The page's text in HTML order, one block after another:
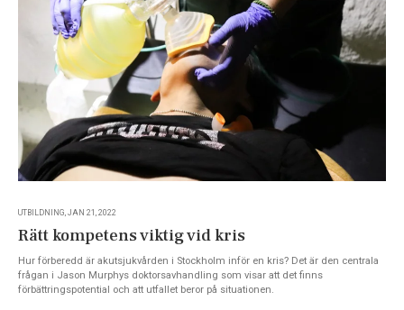
UTBILDNING, JAN 21, 2022
Rätt kompetens viktig vid kris
Hur förberedd är akutsjukvården i Stockholm inför en kris? Det är den centrala
frågan i Jason Murphys doktorsavhandling som visar att det finns
förbättringspotential och att utfallet beror på situationen.